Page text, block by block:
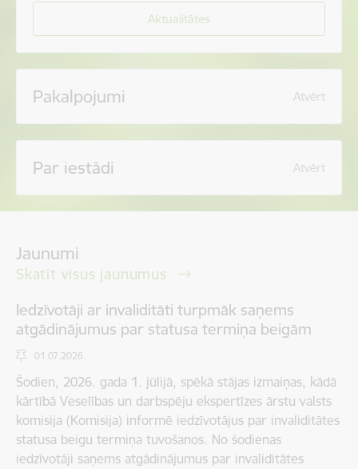
Aktualitātes
Pakalpojumi Atvērt
Par iestādi Atvērt
Jaunumi
Skatīt visus jaunumus
Iedzīvotāji ar invaliditāti turpmāk saņems
atgādinājumus par statusa termiņa beigām
01.07.2026.
Šodien, 2026. gada 1. jūlijā, spēkā stājas izmaiņas, kādā
kārtībā Veselības un darbspēju ekspertīzes ārstu valsts
komisija (Komisija) informē iedzīvotājus par invaliditātes
statusa beigu termiņa tuvošanos. No šodienas
iedzīvotāji saņems atgādinājumus par invaliditātes